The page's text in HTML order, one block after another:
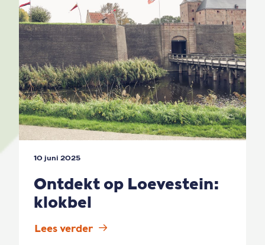
10 juni 2025
Ontdekt op Loevestein:
klokbel
Lees verder